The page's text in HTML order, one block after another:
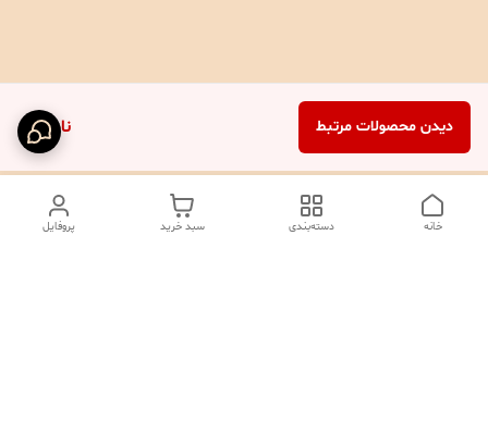
ناموجود دیدن محصولات مرتبط
پروفایل سبد خرید دسته‌بندی خانه